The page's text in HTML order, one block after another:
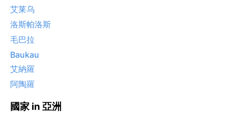
艾莱乌
洛斯帕洛斯
毛巴拉
Baukau
艾納羅
阿陶羅
國家 in 亞洲